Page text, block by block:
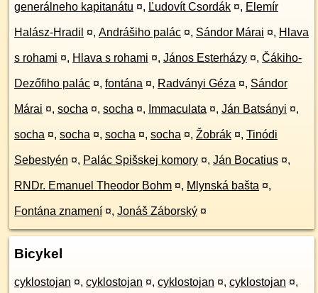
generálneho kapitanátu ¤, Ľudovít Csordák ¤, Elemír
Halász-Hradil ¤, Andrášiho palác ¤, Sándor Márai ¤, Hlava
s rohami ¤, Hlava s rohami ¤, János Esterházy ¤, Čákiho-
Dezőfiho palác ¤, fontána ¤, Radványi Géza ¤, Sándor
Márai ¤, socha ¤, socha ¤, Immaculata ¤, Ján Batsányi ¤,
socha ¤, socha ¤, socha ¤, socha ¤, Žobrák ¤, Tinódi
Sebestyén ¤, Palác Spišskej komory ¤, Ján Bocatius ¤,
RNDr. Emanuel Theodor Bohm ¤, Mlynská bašta ¤,
Fontána znamení ¤, Jonáš Záborský ¤
Bicykel
cyklostojan ¤, cyklostojan ¤, cyklostojan ¤, cyklostojan ¤,